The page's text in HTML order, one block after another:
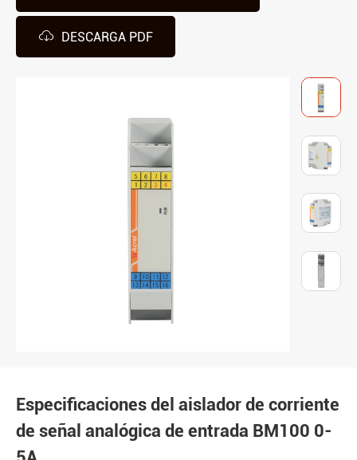
 DESCARGA PDF
Especificaciones del aislador de corriente
de señal analógica de entrada BM100 0-